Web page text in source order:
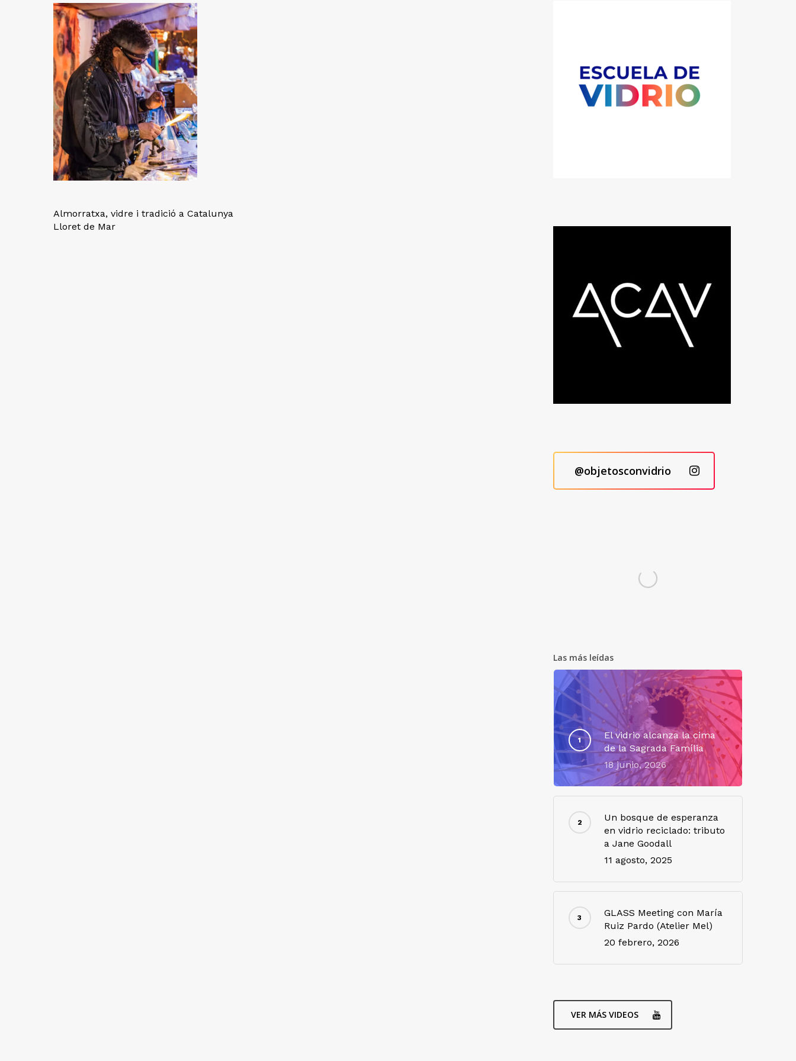
Almorratxa, vidre i tradició a Catalunya
Lloret de Mar
@objetosconvidrio
Las más leídas
El vidrio alcanza la cima
de la Sagrada Família
18 junio, 2026
Un bosque de esperanza
en vidrio reciclado: tributo
a Jane Goodall
11 agosto, 2025
GLASS Meeting con María
Ruiz Pardo (Atelier Mel)
20 febrero, 2026
VER MÁS VIDEOS